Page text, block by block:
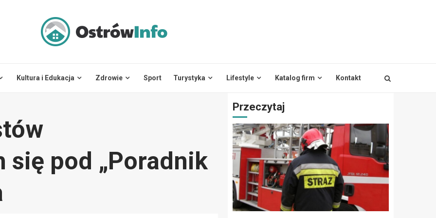
Kultura i Edukacja Zdrowie Sport Turystyka Lifestyle Katalog firm Kontakt
się pod „Poradnik
Przeczytaj